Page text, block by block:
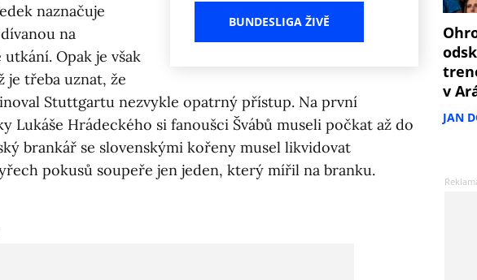
BUNDESLIGA ŽIVĚ
naznačuje
na
Opak je však
je třeba uznat, že
Stuttgartu nezvykle opatrný přístup. Na první
Lukáše Hrádeckého si fanoušci Švábů museli počkat až do
brankář se slovenskými kořeny musel likvidovat
pokusů soupeře jen jeden, který mířil na branku.
v
JAN